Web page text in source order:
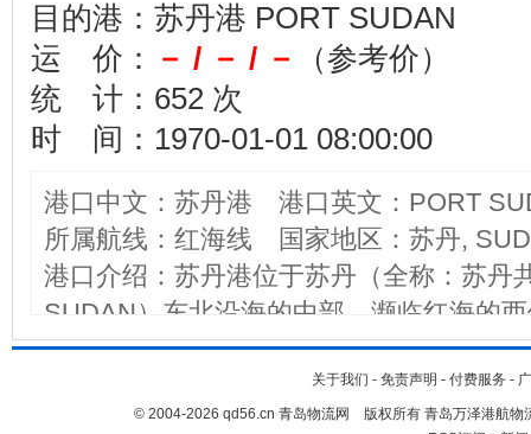
目的港：苏丹港 PORT SUDAN
运 价：
－ / － / －
（参考价）
统 计：652 次
时 间：1970-01-01 08:00:00
港口中文：苏丹港 港口英文：PORT
所属航线：红海线 国家地区：苏丹,
港口介绍：苏丹港位于苏丹（全称：苏丹
SUDAN）东北沿海的中部，濒临红海的
口，也是全国重要的产盐基地。全国有
界各地。主要工业有炼油、电力、汽车
拥有大型炼油厂，其输油管道长达815km
关于我们 - 免责声明 - 付费服务 -
© 2004-2026 qd56.cn 青岛物流网 版权所有 青岛万泽港航物